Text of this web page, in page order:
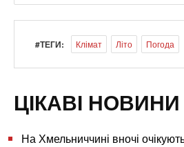
#ТЕГИ: Клімат Літо Погода
ЦІКАВІ
На Хмельниччині вночі